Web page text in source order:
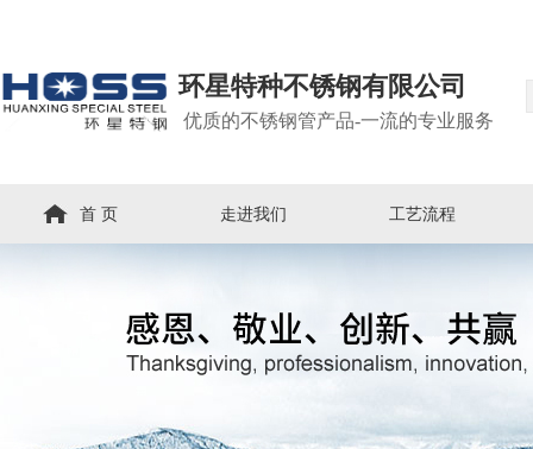
环星特种不锈钢有限公司
优质的不锈钢管产品-一流的专业服务
首 页 走进我们 工艺流程